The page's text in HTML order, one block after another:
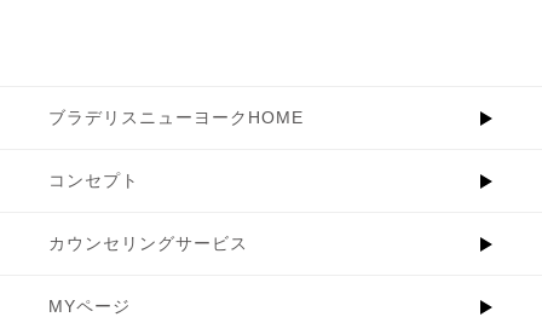
ブラデリスニューヨークHOME
コンセプト
カウンセリングサービス
MYページ